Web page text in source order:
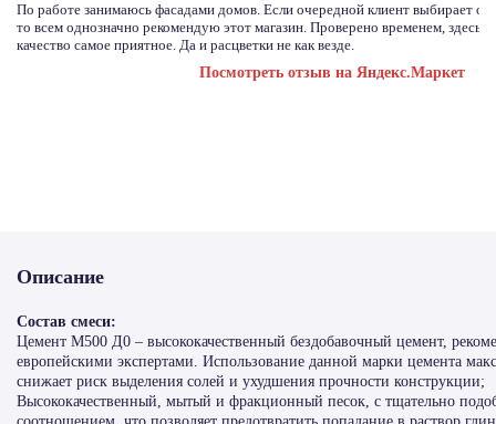
По работе занимаюсь фасадами домов. Если очередной клиент выбирает
то всем однозначно рекомендую этот магазин. Проверено временем, здесь
качество самое приятное. Да и расцветки не как везде.
Посмотреть отзыв на Яндекс.Маркет
Описание
Состав смеси:
Цемент М500 Д0 – высококачественный бездобавочный цемент,
европейскими экспертами. Использование данной марки цемента
снижает риск выделения солей и ухудшения прочности конструкции;
Высококачественный, мытый и фракционный песок, с тщательно